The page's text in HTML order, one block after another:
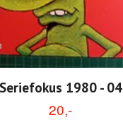
Seriefokus 1980 - 04
20,-